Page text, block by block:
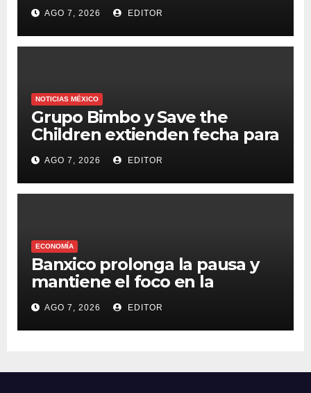
AGO 7, 2026 EDITOR
NOTICIAS MÉXICO
Grupo Bimbo y Save the
Children extienden fecha para
apoyar a damnificados de
Venezuela
AGO 7, 2026 EDITOR
ECONOMÍA
Banxico prolonga la pausa y
mantiene el foco en la
inflación
AGO 7, 2026 EDITOR